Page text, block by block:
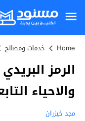
Home خدمات ومصالح
الرمز
والاحياء
مجد خيزران